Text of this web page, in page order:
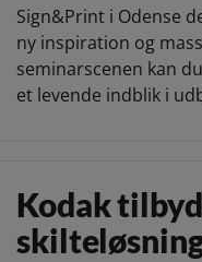
Sign&Print i Odense
ny inspiration og
seminarscenen kan
et levende indblik i
Kodak